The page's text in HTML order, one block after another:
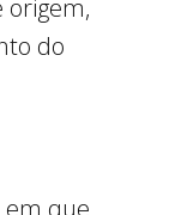
origem,
do